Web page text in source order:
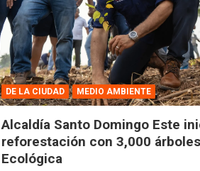
DE LA CIUDAD MEDIO AMBIENTE
Alcaldía Santo Domingo Este
reforestación con 3,000
Ecológica